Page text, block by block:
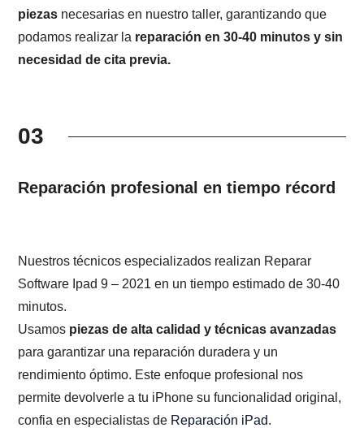
piezas necesarias en nuestro taller, garantizando que
podamos realizar la reparación en 30-40 minutos y sin
necesidad de cita previa.
03
Reparación profesional en tiempo récord
Nuestros técnicos especializados realizan Reparar
Software Ipad 9 – 2021 en un tiempo estimado de 30-40
minutos.
Usamos piezas de alta calidad y técnicas avanzadas
para garantizar una reparación duradera y un
rendimiento óptimo. Este enfoque profesional nos
permite devolverle a tu iPhone su funcionalidad original,
confia en especialistas de Reparación iPad.